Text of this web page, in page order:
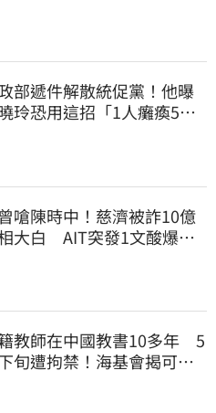
部遞件解散統促黨！他曝
玲恐用這招「1人癱瘓5
嗆陳時中！慈濟被詐10億
大白 AIT突發1文酸爆…
教師在中國教書10多年 5
旬遭拘禁！海基會揭可能